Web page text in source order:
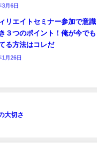
3月6日
リエイトセミナー参加で意識
３つのポイント！俺が今でも
る方法はコレだ
1月26日
大切さ